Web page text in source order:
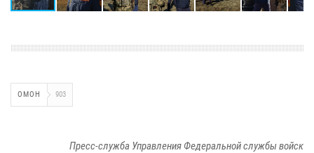
ОМОН 903
Пресс-служба Управления Федеральной службы войск